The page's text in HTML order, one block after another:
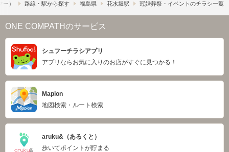
） 路線・駅から探す 福島県 花水坂駅 冠婚葬祭・イベントのチラシ一覧
ONE COMPATHのサービス
シュフーチラシアプリ
アプリならお気に入りのお店がすぐに見つかる！
Mapion
地図検索・ルート検索
aruku&（あるくと）
歩いてポイントが貯まる